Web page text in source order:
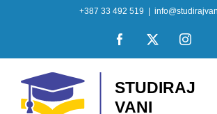
+387 33 492 519
Facebook
X